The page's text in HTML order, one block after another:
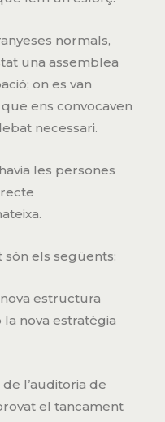
normals,
una assemblea
on es van
ens convocaven
necessari.
les persones
els següents:
estructura
la nova estratègia
l’auditoria de
el tancament